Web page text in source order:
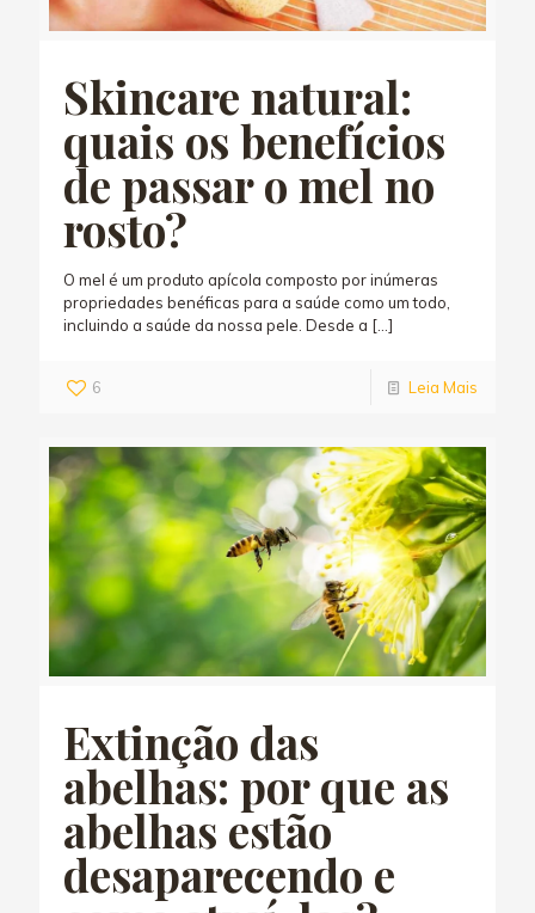
Skincare natural:
quais os benefícios
de passar o mel no
rosto?
O mel é um produto apícola composto por inúmeras
propriedades benéficas para a saúde como um todo,
incluindo a saúde da nossa pele. Desde a […]
6 Leia Mais
Extinção das
abelhas: por que as
abelhas estão
desaparecendo e